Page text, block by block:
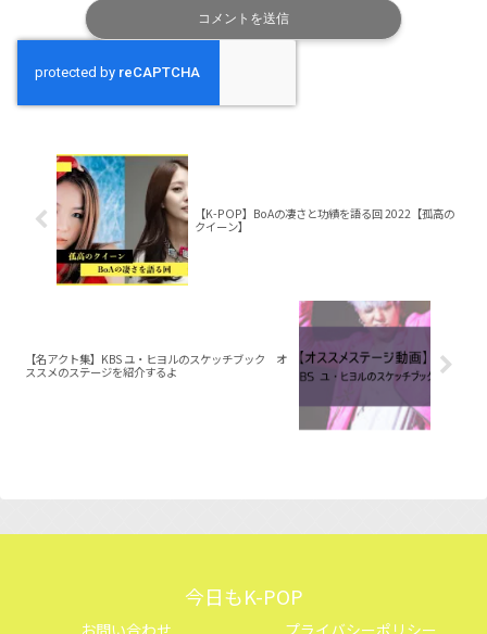
【K-POP】BoAの凄さと功績を語る回 2022【孤高の
クイーン】
【名アクト集】KBS ユ・ヒヨルのスケッチブック オ
ススメのステージを紹介するよ
今日もK-POP